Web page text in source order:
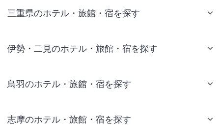
三重県のホテル・旅館・宿を探す
伊勢・二見のホテル・旅館・宿を探す
鳥羽のホテル・旅館・宿を探す
志摩のホテル・旅館・宿を探す